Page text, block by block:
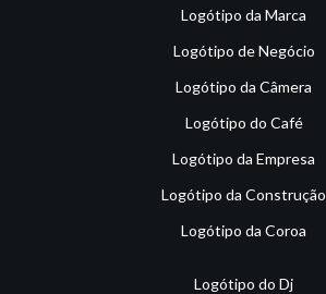
Logótipo da Marca
Logótipo de Negócio
Logótipo da Câmera
Logótipo do Café
Logótipo da Empresa
Logótipo da Construção
Logótipo da Coroa
Logótipo do Dj